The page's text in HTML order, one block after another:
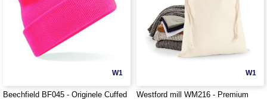
W1
Beechfield BF045 - Originele Cuffed
W1
Westford mill WM216 - Premium